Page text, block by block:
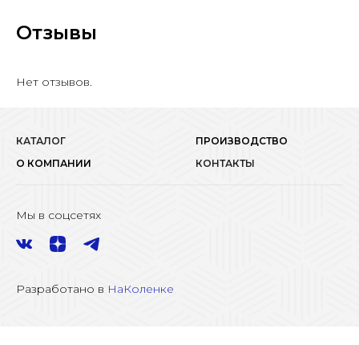
Отзывы
Нет отзывов.
КАТАЛОГ
ПРОИЗВОДСТВО
О КОМПАНИИ
КОНТАКТЫ
Мы в соцсетях
Разработано в НаКоленке